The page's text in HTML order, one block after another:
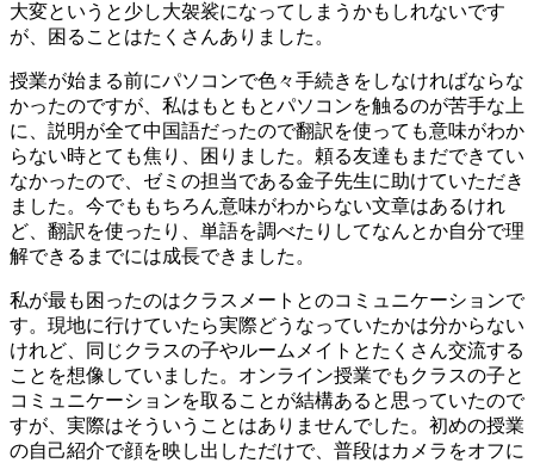
大変というと少し大袈裟になってしまうかもしれないです
が、困ることはたくさんありました。
授業が始まる前にパソコンで色々手続きをしなければならな
かったのですが、私はもともとパソコンを触るのが苦手な上
に、説明が全て中国語だったので翻訳を使っても意味がわか
らない時とても焦り、困りました。頼る友達もまだできてい
なかったので、ゼミの担当である金子先生に助けていただき
ました。今でももちろん意味がわからない文章はあるけれ
ど、翻訳を使ったり、単語を調べたりしてなんとか自分で理
解できるまでには成長できました。
私が最も困ったのはクラスメートとのコミュニケーションで
す。現地に行けていたら実際どうなっていたかは分からない
けれど、同じクラスの子やルームメイトとたくさん交流する
ことを想像していました。オンライン授業でもクラスの子と
コミュニケーションを取ることが結構あると思っていたので
すが、実際はそういうことはありませんでした。初めの授業
の自己紹介で顔を映し出しただけで、普段はカメラをオフに